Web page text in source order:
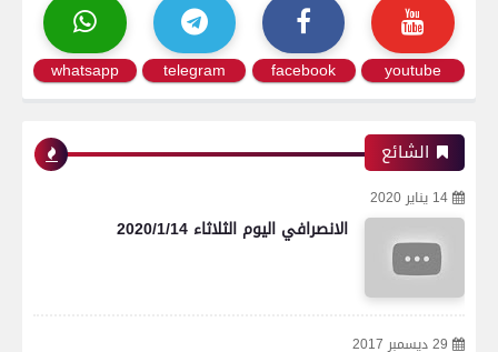
youtube
facebook
telegram
whatsapp
الشائع
14 يناير 2020
الانصرافي اليوم الثلاثاء 2020/1/14
29 ديسمبر 2017